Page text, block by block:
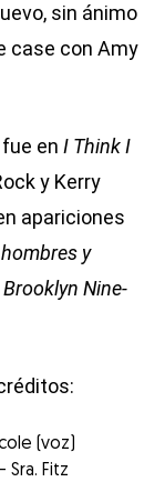
sin ánimo
case con Amy
fue enI Think I
y Kerry
apariciones
y
Brooklyn Nine-
(voz)
Fitz